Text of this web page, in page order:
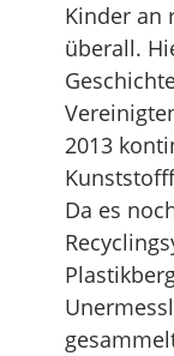
Kinder an
überall.
2013
Da es